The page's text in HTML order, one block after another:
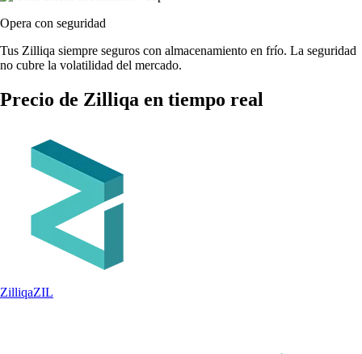
Opera con seguridad
Tus Zilliqa siempre seguros con almacenamiento en frío. La seguridad
no cubre la volatilidad del mercado.
Precio de Zilliqa en tiempo real
ZilliqaZIL